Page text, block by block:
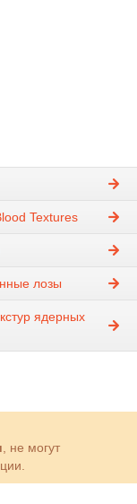
Textures
лозы
ядерных
, не могут